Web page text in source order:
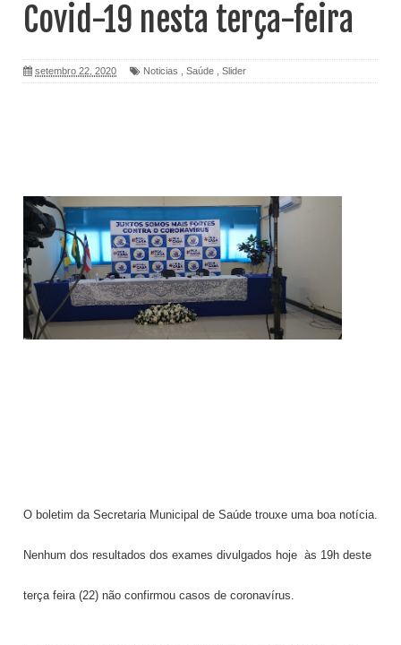
Covid-19 nesta terça-feira
setembro 22, 2020 Noticias Saúde Slider
O boletim da Secretaria Municipal de Saúde trouxe uma boa notícia.
Nenhum dos resultados dos exames divulgados hoje às 19h deste
terça feira (22) não confirmou casos de coronavírus.